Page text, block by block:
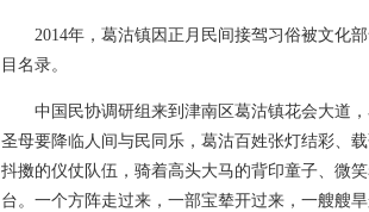
2014年，葛沽镇因正月民间接驾习俗被文化
目名录。
中国民协调研组来到津南区葛沽镇花会大道
圣母要降临人间与民同乐，葛沽百姓张灯结彩、
抖擞的仪仗队伍，骑着高头大马的背印童子、微
台。一个方阵走过来，一部宝辇开过来，一艘艘